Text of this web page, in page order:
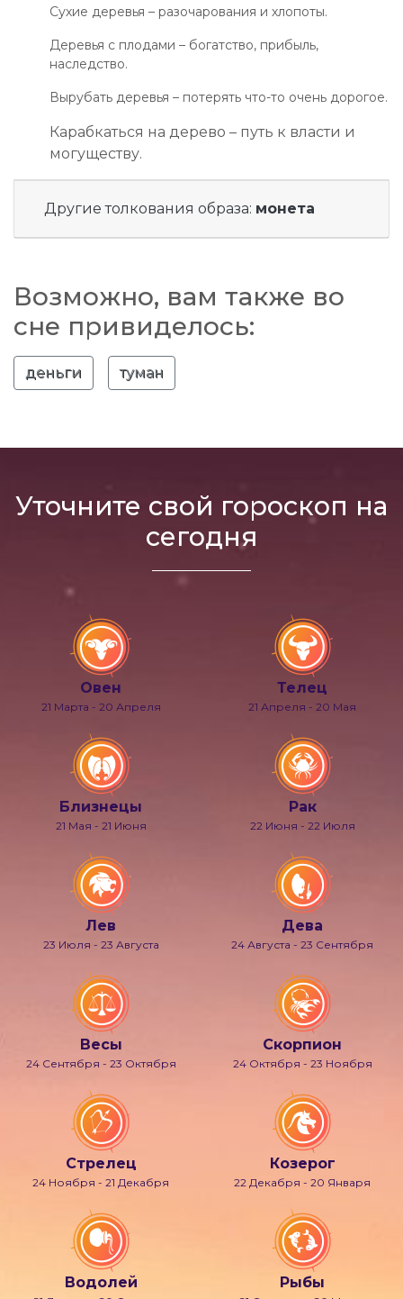
Сухие деревья – разочарования и хлопоты.
Деревья с плодами – богатство, прибыль,
наследство.
Вырубать деревья – потерять что-то очень дорогое.
Карабкаться на дерево – путь к власти и
могуществу.
Другие толкования образа: монета
Возможно, вам также во
сне привиделось:
деньги туман
Уточните свой гороскоп на
сегодня
Овен
21 Марта - 20 Апреля
Телец
21 Апреля - 20 Мая
Близнецы
21 Мая - 21 Июня
Рак
22 Июня - 22 Июля
Лев
23 Июля - 23 Августа
Дева
24 Августа - 23 Сентября
Весы
24 Сентября - 23 Октября
Скорпион
24 Октября - 23 Ноября
Стрелец
24 Ноября - 21 Декабря
Козерог
22 Декабря - 20 Января
Водолей Рыбы